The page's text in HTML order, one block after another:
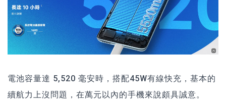
電池容量達 5,520 毫安時，搭配45W有線快充，基本的
續航力上沒問題，在萬元以內的手機來說頗具誠意。